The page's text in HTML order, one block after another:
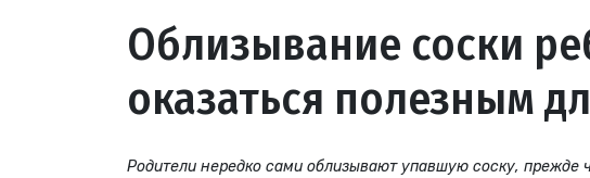
Облизывание соски
оказаться полезным
Родители нередко сами облизывают упавшую соску, прежде